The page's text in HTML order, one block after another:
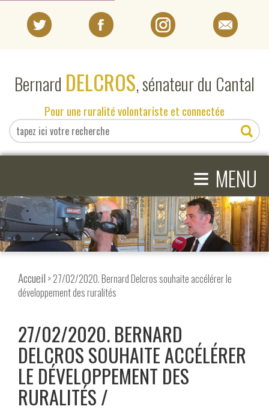
Bernard DELCROS, sénateur du Cantal
Pour une ruralité volontariste et connectée
≡ MENU
EN DIRECT DU SÉNAT
EN DIRECT DU CANTAL
COMPRENDRE LE SÉNAT
Accueil > 27/02/2020. Bernard Delcros souhaite accélérer le
développement des ruralités
27/02/2020. BERNARD
DELCROS SOUHAITE ACCÉLÉRER
LE DÉVELOPPEMENT DES
RURALITÉS